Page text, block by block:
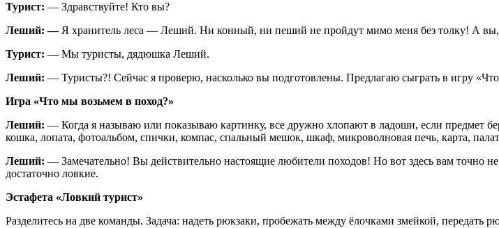
Турист: — Здравствуйте! Кто вы?
Леший: — Я хранитель леса — Леший. Ни конный, ни пеший не пройдут мимо меня без толку! А вы,
Турист: — Мы туристы, дядюшка Леший.
Леший: — Туристы?! Сейчас я проверю, насколько вы подготовлены. Предлагаю сыграть в игру
Игра «Что мы возьмем в поход?»
Леший: — Когда я называю или показываю картинку, все дружно хлопают в ладоши, если предмет
кошка, лопата, фотоальбом, спички, компас, спальный мешок, шкаф, микроволновая печь, карта,
Леший: — Замечательно! Вы действительно настоящие любители походов! Но вот здесь вам точно
достаточно ловкие.
Эстафета «Ловкий турист»
Разделитесь на две команды. Задача: надеть рюкзаки, пробежать между ёлочками змейкой,